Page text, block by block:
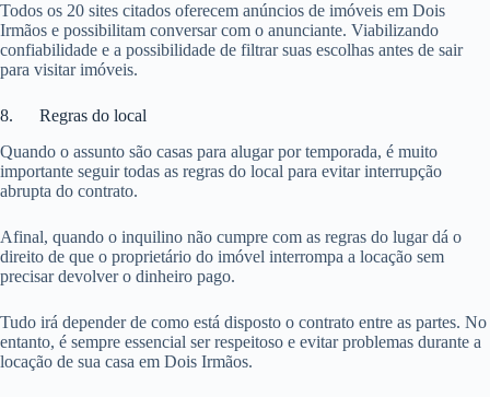
Todos os 20 sites citados oferecem anúncios de imóveis em Dois
Irmãos e possibilitam conversar com o anunciante. Viabilizando
confiabilidade e a possibilidade de filtrar suas escolhas antes de sair
para visitar imóveis.
8. Regras do local
Quando o assunto são casas para alugar por temporada, é muito
importante seguir todas as regras do local para evitar interrupção
abrupta do contrato.
Afinal, quando o inquilino não cumpre com as regras do lugar dá o
direito de que o proprietário do imóvel interrompa a locação sem
precisar devolver o dinheiro pago.
Tudo irá depender de como está disposto o contrato entre as partes. No
entanto, é sempre essencial ser respeitoso e evitar problemas durante a
locação de sua casa em Dois Irmãos.